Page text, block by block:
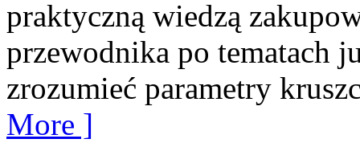
praktyczną wiedzą
przewodnika po tematach
zrozumieć parametry
More ]